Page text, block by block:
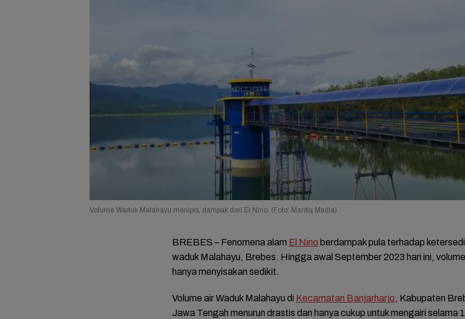
Volume Waduk Malahayu menipis, dampak dari El Nino. (Foto: Mantiq Media)
BREBES – Fenomena alam El Nino berdampak pula terhadap
waduk Malahayu, Brebes. Hingga awal September 2023 hari ini,
hanya menyisakan sedikit.
Volume air Waduk Malahayu di Kecamatan Banjarharjo, Kabupaten
Jawa Tengah menurun drastis dan hanya cukup untuk mengairi selama